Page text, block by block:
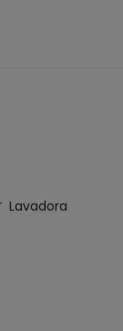
Lavadora